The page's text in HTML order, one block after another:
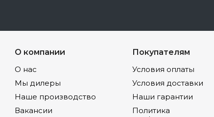
О компании
О нас
Мы дилеры
Наше производство
Вакансии
Покупателям
Условия оплаты
Условия доставки
Наши гарантии
Политика